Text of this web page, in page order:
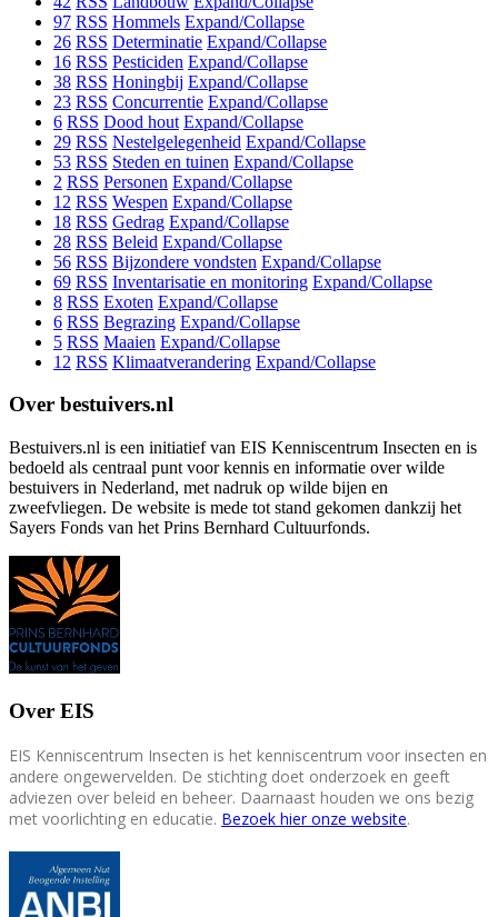
97 RSS Hommels Expand/Collapse
26 RSS Determinatie Expand/Collapse
16 RSS Pesticiden Expand/Collapse
38 RSS Honingbij Expand/Collapse
23 RSS Concurrentie Expand/Collapse
6 RSS Dood hout Expand/Collapse
29 RSS Nestelgelegenheid Expand/Collapse
53 RSS Steden en tuinen Expand/Collapse
2 RSS Personen Expand/Collapse
12 RSS Wespen Expand/Collapse
18 RSS Gedrag Expand/Collapse
28 RSS Beleid Expand/Collapse
56 RSS Bijzondere vondsten Expand/Collapse
69 RSS Inventarisatie en monitoring Expand/Collapse
8 RSS Exoten Expand/Collapse
6 RSS Begrazing Expand/Collapse
5 RSS Maaien Expand/Collapse
12 RSS Klimaatverandering Expand/Collapse
Over bestuivers.nl
Bestuivers.nl is een initiatief van EIS Kenniscentrum Insecten en is
bedoeld als centraal punt voor kennis en informatie over wilde
bestuivers in Nederland, met nadruk op wilde bijen en
zweefvliegen. De website is mede tot stand gekomen dankzij het
Sayers Fonds van het Prins Bernhard Cultuurfonds.
Over EIS
EIS Kenniscentrum Insecten is het kenniscentrum voor insecten en
andere ongewervelden. De stichting doet onderzoek en geeft
adviezen over beleid en beheer. Daarnaast houden we ons bezig
met voorlichting en educatie. Bezoek hier onze website.